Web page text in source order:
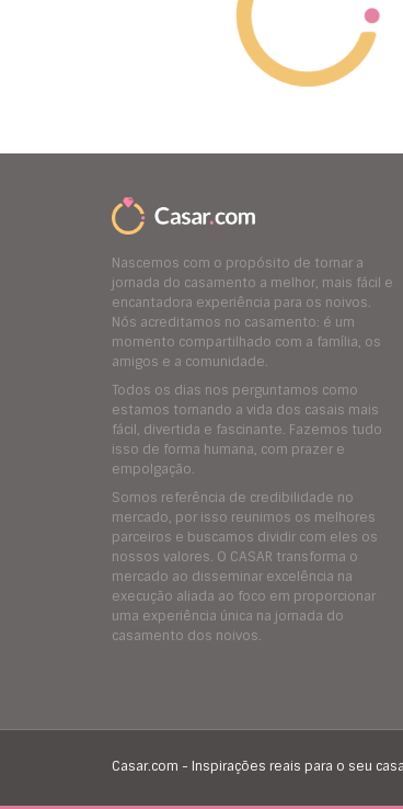
Nascemos com o propósito de tornar a
jornada do casamento a melhor, mais fácil e
encantadora experiência para os noivos.
Nós acreditamos no casamento: é um
momento compartilhado com a família, os
amigos e a comunidade.
Todos os dias nos perguntamos como
estamos tornando a vida dos casais mais
fácil, divertida e fascinante. Fazemos tudo
isso de forma humana, com prazer e
empolgação.
Somos referência de credibilidade no
mercado, por isso reunimos os melhores
parceiros e buscamos dividir com eles os
nossos valores. O CASAR transforma o
mercado ao disseminar excelência na
execução aliada ao foco em proporcionar
uma experiência única na jornada do
casamento dos noivos.
Casar.com - Inspirações reais para o seu